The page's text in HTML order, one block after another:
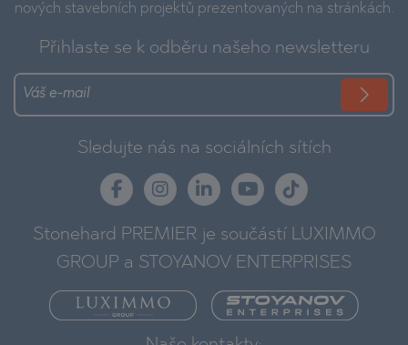
nových stavebních projektů prezentovaných na stránkách.
Přihlaste se k odběru našeho newsletteru
Sledujte nás na sociálních sítích
Stonehard PREMIER je součástí LUXIMMO
GROUP a STOYANOV ENTERPRISES